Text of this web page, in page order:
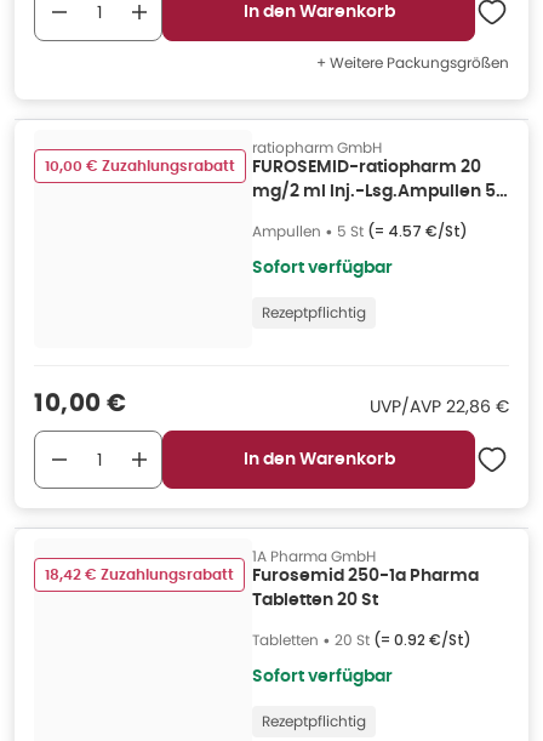
In den Warenkorb
+ Weitere Packungsgrößen
10,00 € Zuzahlungsrabatt
ratiopharm GmbH
FUROSEMID-ratiopharm 20
mg/2 ml Inj.-Lsg.Ampullen 5
Ampullen • 5 St (= 4.57 €/St)
Sofort verfügbar
Rezeptpflichtig
Verkaufspreis
10,00 € UVP/AVP UVP/AVP
22,86 €
In den Warenkorb
18,42 € Zuzahlungsrabatt
1A Pharma GmbH
Furosemid 250-1a Pharma
Tabletten 20 St
Tabletten • 20 St (= 0.92 €/St)
Sofort verfügbar
Rezeptpflichtig